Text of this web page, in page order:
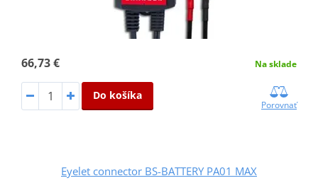
66,73 € Na sklade
Do košíka
Porovnať
Eyelet connector BS-BATTERY PA01 MAX